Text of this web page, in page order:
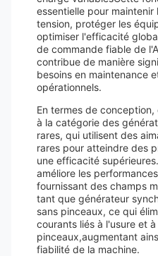
essentielle pour maintenir
tension, protéger les
optimiser l'efficacité
de commande fiable de
contribue de manière
besoins en maintenance
opérationnels.
En termes de
à la catégorie des
rares, qui utilisent des
rares pour atteindre des
une efficacité
améliore les
fournissant des champs
tant que générateur
sans pinceaux, ce qui
courants liés à l'usure et
pinceaux,augmentant
fiabilité de la machine.